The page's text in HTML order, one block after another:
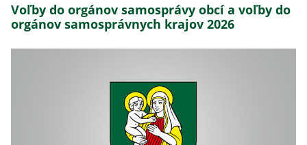
Voľby do orgánov samosprávy obcí a voľby do
orgánov samosprávnych krajov 2026